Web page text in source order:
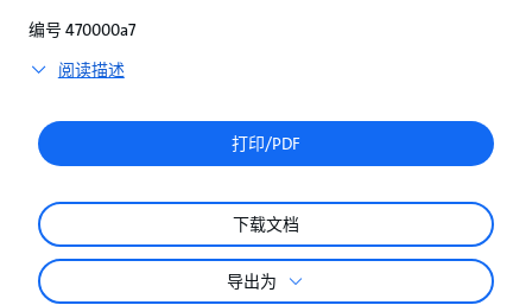
编号 470000a7
阅读描述
打印/PDF
下载文档
导出为